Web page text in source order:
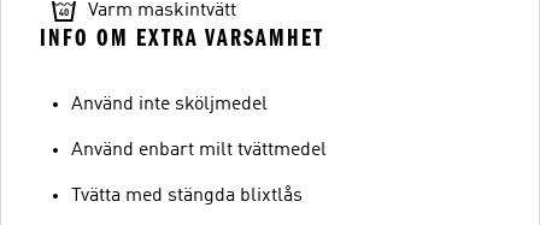
Varm maskintvätt
INFO OM EXTRA VARSAMHET
Använd inte sköljmedel
Använd enbart milt tvättmedel
Tvätta med stängda blixtlås